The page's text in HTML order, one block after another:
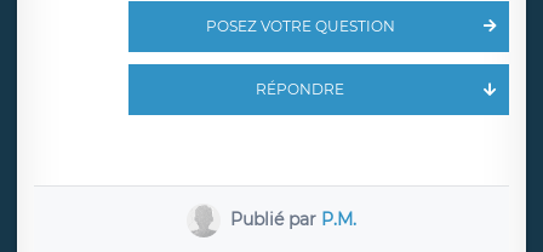
POSEZ VOTRE QUESTION
RÉPONDRE
Publié par P.M.